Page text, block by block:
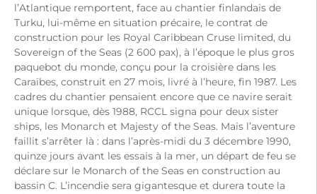
l’Atlantique remportent, face au chantier finlandais de
Turku, lui-même en situation précaire, le contrat de
construction pour les Royal Caribbean Cruse limited, du
Sovereign of the Seas (2 600 pax), à l’époque le plus gros
paquebot du monde, conçu pour la croisière dans les
Caraïbes, construit en 27 mois, livré à l’heure, fin 1987. Les
cadres du chantier pensaient encore que ce navire serait
unique lorsque, dès 1988, RCCL signa pour deux sister
ships, les Monarch et Majesty of the Seas. Mais l’aventure
faillit s’arrêter là : dans l’après-midi du 3 décembre 1990,
quinze jours avant les essais à la mer, un départ de feu se
déclare sur le Monarch of the Seas en construction au
bassin C. L’incendie sera gigantesque et durera toute la